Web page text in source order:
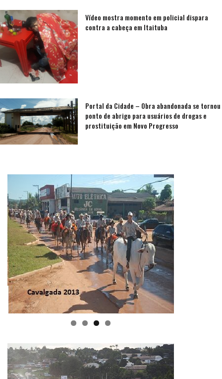
Vídeo mostra momento em policial dispara
contra a cabeça em Itaituba
Portal da Cidade – Obra abandonada se tornou
ponto de abrigo para usuários de drogas e
prostituição em Novo Progresso